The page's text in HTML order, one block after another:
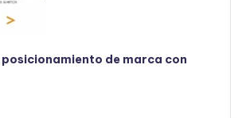
de marca con